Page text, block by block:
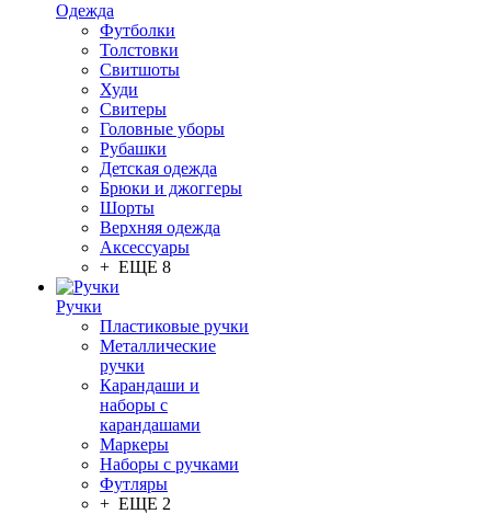
Одежда
Футболки
Толстовки
Свитшоты
Худи
Свитеры
Головные уборы
Рубашки
Детская одежда
Брюки и джоггеры
Шорты
Верхняя одежда
Аксессуары
+ ЕЩЕ 8
Ручки
Пластиковые ручки
Металлические
ручки
Карандаши и
наборы с
карандашами
Маркеры
Наборы с ручками
Футляры
+ ЕЩЕ 2